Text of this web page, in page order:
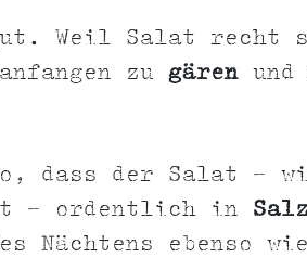
Weil Salat recht
zu gärenund
dass der Salat -
- ordentlich in
Nächtens ebenso wie